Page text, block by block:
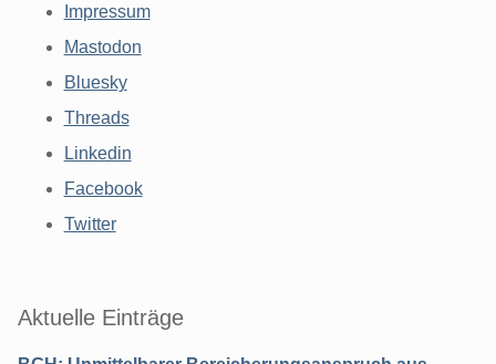
Impressum
Mastodon
Bluesky
Threads
Linkedin
Facebook
Twitter
Aktuelle Einträge